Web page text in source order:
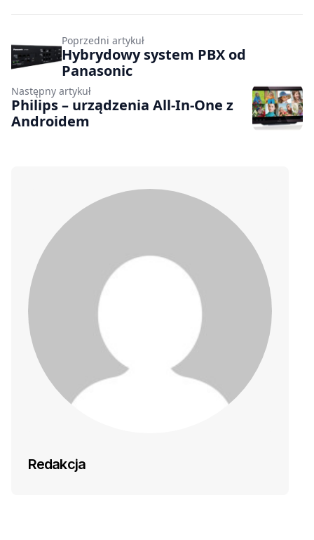
Poprzedni artykuł
Hybrydowy system PBX od
Panasonic
Następny artykuł
Philips – urządzenia All-In-One z
Androidem
Redakcja